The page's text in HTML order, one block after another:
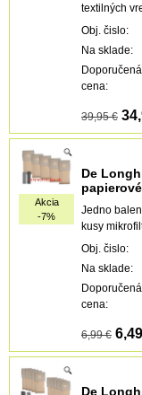
textilných
Obj. čislo:
Na sklade:
Doporučená
cena:
39,95 €
Akcia
-7%
De
Jedno
kusy
Obj. čislo:
Na sklade:
Doporučená
cena:
6,99 €
De